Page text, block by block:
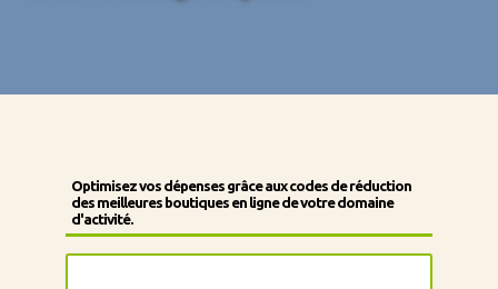
Optimisez vos dépenses grâce aux codes de réduction
des meilleures boutiques en ligne de votre domaine
d'activité.